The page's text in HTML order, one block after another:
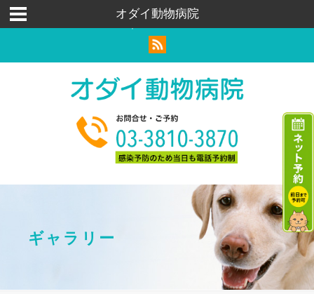
荒川区｜足立区｜北区｜犬猫ウサギ｜トリミングペットホテル
｜ハムスター
ギャラリー
オダイ動物病院